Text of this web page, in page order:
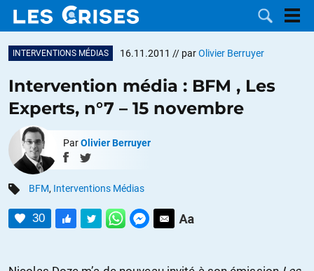
DOSSIERS
CATÉGORIES
MOTS CLÉS
NOUS
INTERVENTIONS MÉDIAS 16.11.2011 // parOlivier Berruyer
Intervention média : BFM , Les
Experts, n°7 – 15 novembre
ParOlivier Berruyer
BFM, Interventions Médias
30